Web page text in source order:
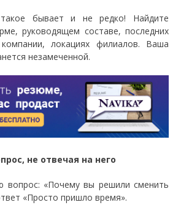
бывает и не редко! Найдите
руководящем составе, последних
локациях филиалов. Ваша
незамеченной.
не отвечая на него
вопрос: «Почему вы решили сменить
«Просто пришло время».